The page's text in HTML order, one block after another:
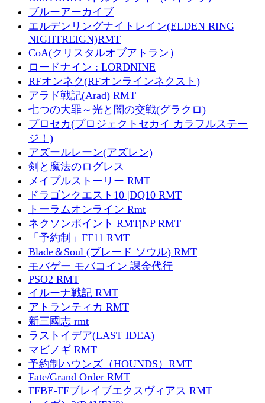
ブルーアーカイブ
エルデンリングナイトレイン(ELDEN RING
NIGHTREIGN)RMT
CoA(クリスタルオブアトラン）
ロードナイン : LORDNINE
RFオンネク(RFオンラインネクスト)
アラド戦記(Arad) RMT
七つの大罪～光と闇の交戦(グラクロ)
プロセカ(プロジェクトセカイ カラフルステー
ジ！)
アズールレーン(アズレン)
剣と魔法のログレス
メイプルストーリー RMT
ドラゴンクエスト10 |DQ10 RMT
トーラムオンライン Rmt
ネクソンポイント RMT|NP RMT
「予約制」FF11 RMT
Blade＆Soul (ブレード ソウル) RMT
モバゲー モバコイン 課金代行
PSO2 RMT
イルーナ戦記 RMT
アトランティカ RMT
新三國志 rmt
ラストイデア(LAST IDEA)
マビノギ RMT
予約制ハウンズ（HOUNDS）RMT
Fate/Grand Order RMT
FFBE-FFブレイブエクスヴィアス RMT